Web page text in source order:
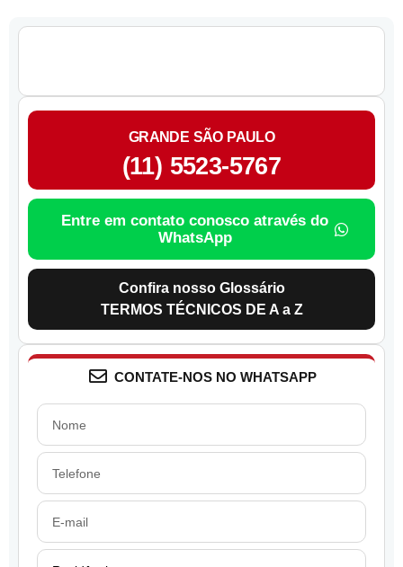
GRANDE SÃO PAULO
(11) 5523-5767
Entre em contato conosco através do
WhatsApp
Confira nosso Glossário
TERMOS TÉCNICOS DE A a Z
CONTATE-NOS NO WHATSAPP